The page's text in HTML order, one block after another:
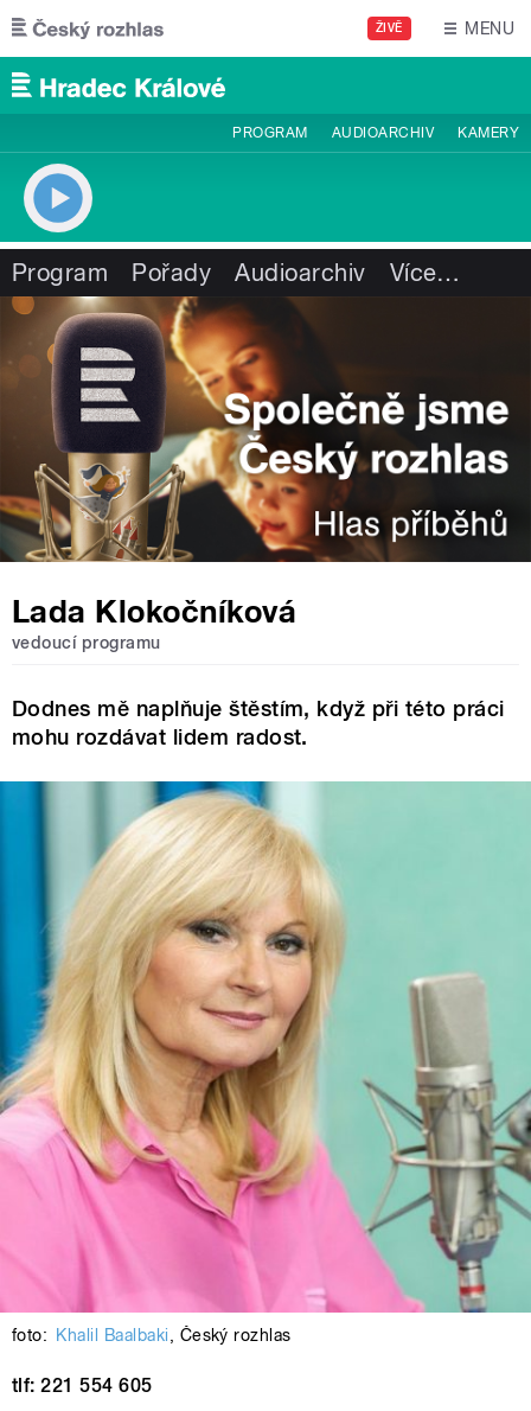
Přejít k hlavnímu obsahu
ŽIVĚ MENU
PROGRAM AUDIOARCHIV KAMERY
Program Pořady Audioarchiv Více…
Lada Klokočníková
vedoucí programu
Dodnes mě naplňuje štěstím, když při této práci
mohu rozdávat lidem radost.
foto: Khalil Baalbaki, Český rozhlas
tlf: 221 554 605